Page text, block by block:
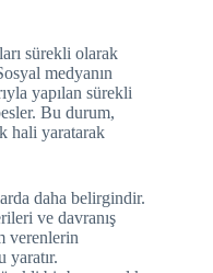
sürekli olarak
medyanın
yapılan sürekli
Bu durum,
hali yaratarak
daha belirgindir.
ve davranış
verenlerin
yaratır.